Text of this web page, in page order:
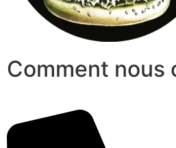
Comment nous